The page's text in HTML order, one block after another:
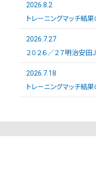
2026.8.2
トレーニングマッチ結
2026.7.27
２０２６／２７明治安田
2026.7.18
トレーニングマッチ結